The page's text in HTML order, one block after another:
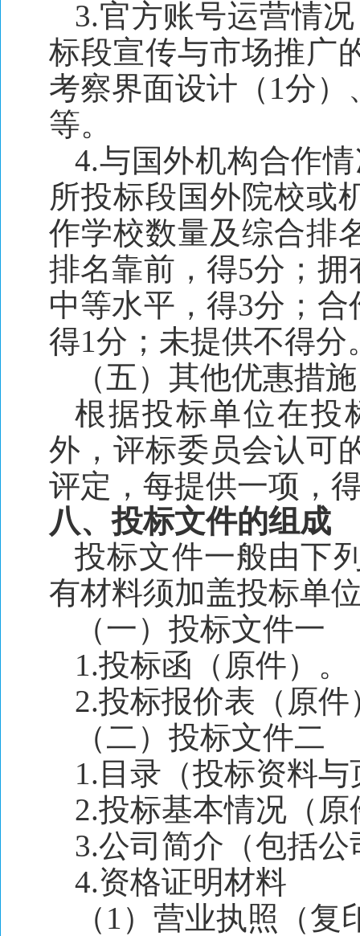
3.官方账号运营情
标段宣传与市场推广
考察界面设计（1分
等。
4.与国外机构合作
所投标段国外院校或
作学校数量及综合排
排名靠前，得5分；
中等水平，得3分；
得1分；未提供不得分
（五）其他优惠措
根据投标单位在投
外，评标委员会认可
评定，每提供一项，
八、投标文件的组成
投标文件一般由下
有材料须加盖投标单
（一）投标文件一
1.投标函（原件）。
2.投标报价表（原件
（二）投标文件二
1.目录（投标资料
2.投标基本情况（原
3.公司简介（包括
4.资格证明材料
（1）营业执照（复